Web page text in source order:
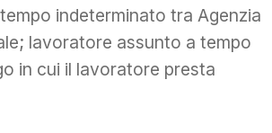
indeterminato tra Agenzia
lavoratore assunto a tempo
in cui il lavoratore presta